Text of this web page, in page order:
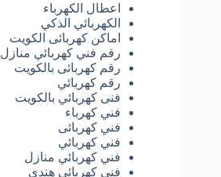
اعطال الكهرباء
الكهربائي الذكي
اماكن كهربائى الكويت
رقم فني كهربائي منازل
رقم كهربائى بالكويت
رقم كهربائي
فنى كهربائي بالكويت
فني كهرباء
فني كهربائى
فني كهربائي
فني كهربائي منازل
فني كهربائي هندي